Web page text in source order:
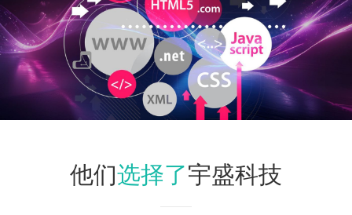
他们选择了宇盛科技